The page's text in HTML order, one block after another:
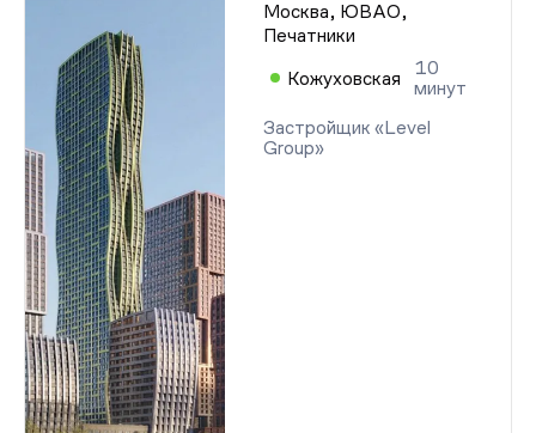
Москва, ЮВАО,
Печатники
Кожуховская
10
минут
Застройщик «Level
Group»